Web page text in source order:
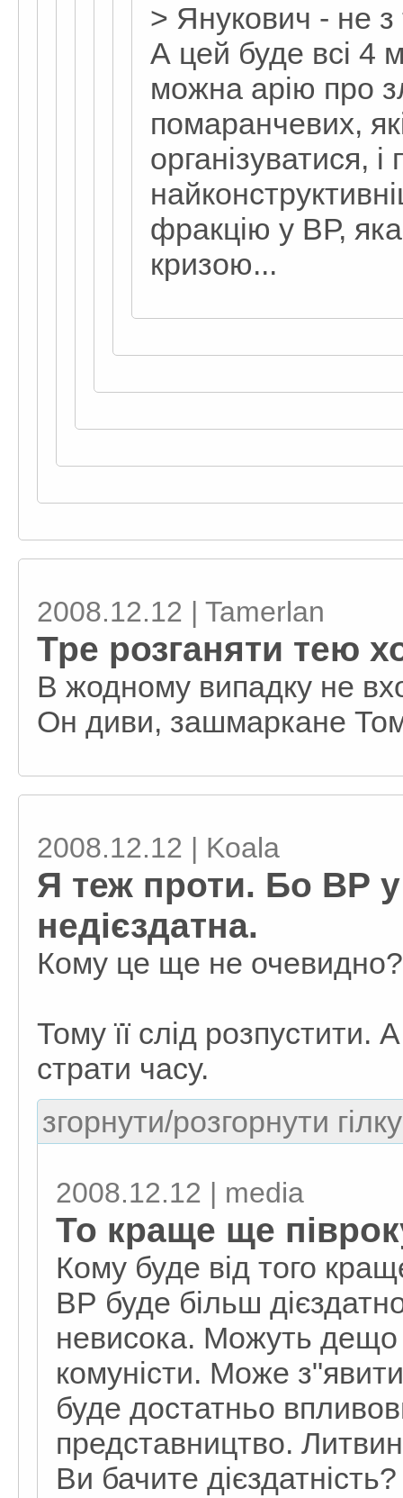
> Янукович - не з
А цей буде всі 4
можна арію про
помаранчевих,
організуватися, і
фракцію у ВР,
кризою...
2008.12.12 | Tamerlan
Тре розганяти тею
В жодному випадку не
Он диви, зашмаркане
2008.12.12 | Koala
Я теж проти. Бо ВР
недієздатна.
Кому це ще не очевидно?
Тому її слід розпустити.
страти часу.
згорнути/розгорнути
2008.12.12 | media
То краще ще
Кому буде від того
ВР буде більш
невисока. Можуть дещо
комуністи. Може
буде достатньо
представництво.
Ви бачите дієздатність?